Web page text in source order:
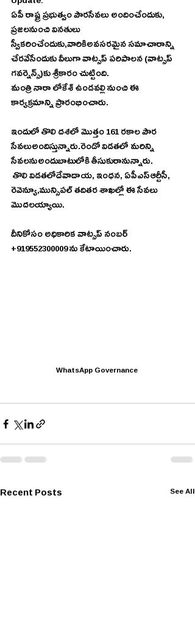
ఏపీ రాష్ట్ర ప్రభుత్వం పౌరసేవలు అందించేందుకు,
ప్రజలనుంచి వినతులు
స్వీకరించేందుకు,వారికిఅవసరమైన సమాచారాన్ని
చేరవేసేందుకు వీలుగా వాట్సప్ పరిపాలన (వాట్సప్
గవర్నెన్స్)కు శ్రీకారం చుట్టింది.
మంత్రి నారా లోకేశ్ ఉండవల్లి నుంచి ఈ
కార్యక్రమాన్ని ప్రారంభించారు.
ఇందులో తొలి దశలో మొత్తం 161 రకాల పౌర
సేవలుఅందిస్తున్నారు.రెండో విడతలో మరిన్ని
సేవలనుఅందుబాటులోకి తీసుకురానున్నారు.
రెవెన్యూ,మున్సిపల్ తదితర శాఖల్లో ఈ సేవలు
మొదలయ్యాయి.
దీనికోసం అధికారిక వాట్సప్ నంబర్
+919552300009 ను కేటాయించారు.
WhatsApp Governance
Recent Posts See All